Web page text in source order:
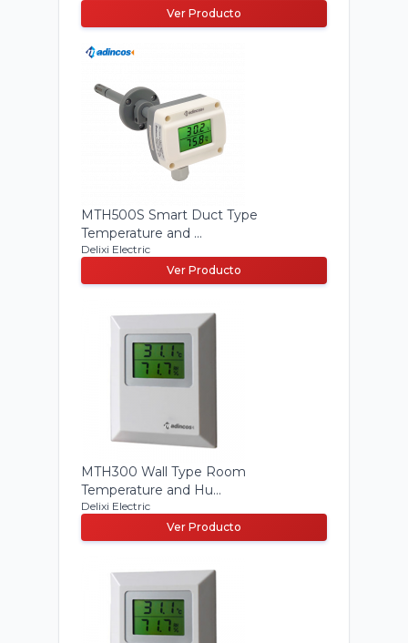
Ver Producto
MTH500S Smart Duct Type
Temperature and ...
Delixi Electric
Ver Producto
MTH300 Wall Type Room
Temperature and Hu...
Delixi Electric
Ver Producto